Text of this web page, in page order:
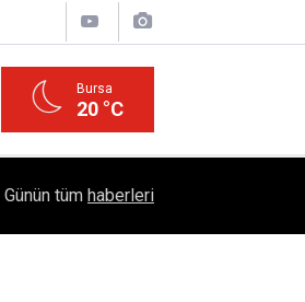
Bursa
20 °C
Diyarbakır'da!
Günün tüm haberleri